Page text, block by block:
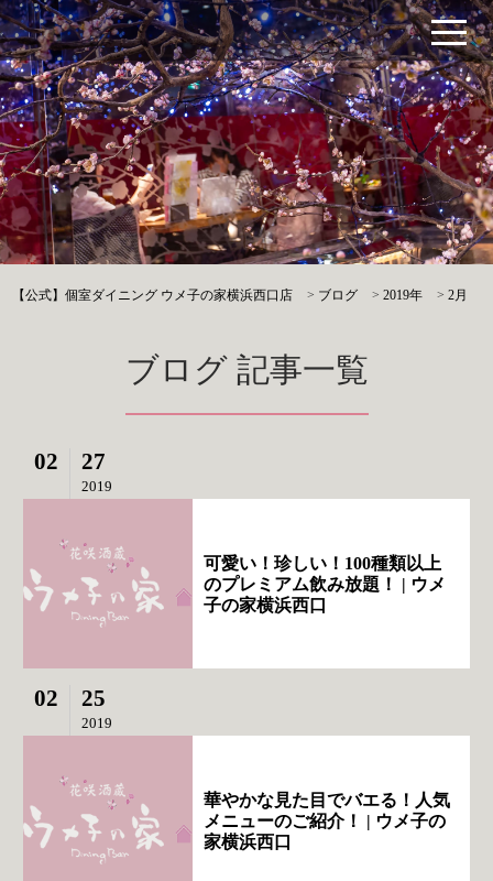
【公式】個室ダイニング ウメ子の家横浜西口店 > ブログ >2019年 >2月
ブログ 記事一覧
02 27
2019
可愛い！珍しい！100種類以上
のプレミアム飲み放題！ | ウメ
子の家横浜西口
02 25
2019
華やかな見た目でバエる！人気
メニューのご紹介！ | ウメ子の
家横浜西口